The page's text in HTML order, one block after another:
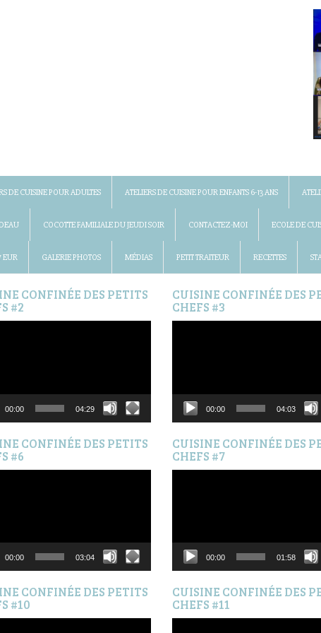
DE CUISINE POUR ADULTES ATELIERS DE CUISINE POUR ENFANTS 6-13 ANS
COCOTTE FAMILIALE DU JEUDI SOIR CONTACTEZ-MOI ECOLE DE
EUR GALERIE PHOTOS MÉDIAS PETIT TRAITEUR RECETTES
CONFINÉE DES PETITS
#2
00:00 04:29
CONFINÉE DES PETITS
#6
00:00 03:04
CONFINÉE DES PETITS
#10
CUISINE CONFINÉE DES
CHEFS #3
00:00 04:03
CUISINE CONFINÉE DES
CHEFS #7
00:00 01:58
CUISINE CONFINÉE DES
CHEFS #11